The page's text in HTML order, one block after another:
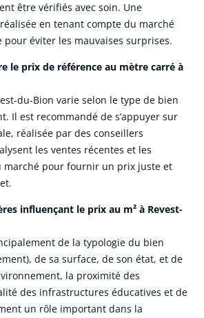
être vérifiés avec soin. Une
en tenant compte du marché
pour éviter les mauvaises surprises.
le prix de référence au mètre carré à
du-Bion varie selon le type de bien
Il est recommandé de s’appuyer sur
réalisée par des conseillers
les ventes récentes et les
marché pour fournir un prix juste et
influençant le prix au m² à Revest-
de la typologie du bien
de sa surface, de son état, et de
la proximité des
des infrastructures éducatives et de
un rôle important dans la